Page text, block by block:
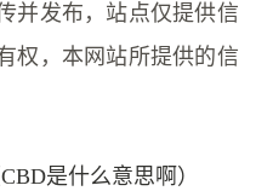
并发布，站点仅提供信
权，本网站所提供的信
是什么意思啊）